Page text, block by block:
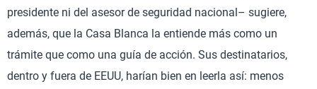
presidente ni del asesor de seguridad nacional– sugiere,
además, que la Casa Blanca la entiende más como un
trámite que como una guía de acción. Sus destinatarios,
dentro y fuera de EEUU, harían bien en leerla así: menos